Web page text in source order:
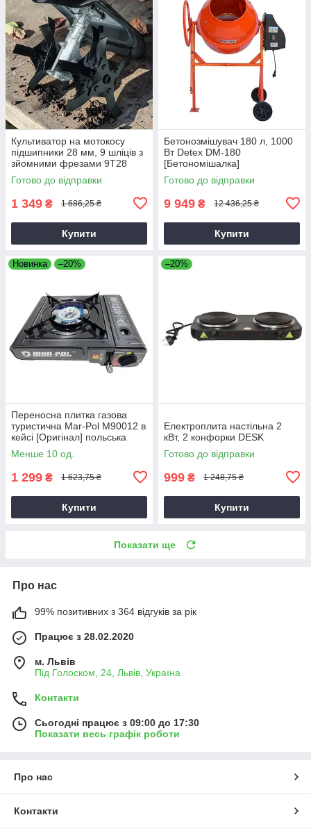
Культиватор на мотокосу
підшипники 28 мм, 9 шліців з
зйомними фрезами 9T28
Готово до відправки
1 349 ₴ 1 686,25 ₴
Купити
Бетонозмішувач 180 л, 1000
Вт Detex DM-180
[Бетономішалка]
Готово до відправки
9 949 ₴ 12 436,25 ₴
Купити
Новинка –20%
Переносна плитка газова
туристична Mar-Pol M90012 в
кейсі [Оригінал] польська
Менше 10 од.
1 299 ₴ 1 623,75 ₴
Купити
–20%
Електроплита настільна 2
кВт, 2 конфорки DESK
Готово до відправки
999 ₴ 1 248,75 ₴
Купити
Показати ще
Про нас
99% позитивних з 364 відгуків за рік
Працює з 28.02.2020
м. Львів
Під Голоском, 24, Львів, Україна
Контакти
Сьогодні працює з 09:00 до 17:30
Показати весь графік роботи
Про нас
Контакти